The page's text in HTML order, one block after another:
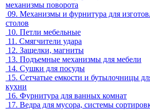
механизмы поворота
09. Механизмы и фурнитура для
столов
10. Петли мебельные
11. Смягчители удара
12. Защелки, магниты
13. Подъемные механизмы для мебели
14. Сушки для посуды
15. Сетчатые емкости и бутылочницы
кухни
16. Фурнитура для ванных комнат
17. Ведра для мусора, системы